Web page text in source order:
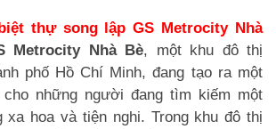
thự song lập GS Metrocity Nhà
Metrocity Nhà Bè, một khu đô thị
phố Hồ Chí Minh, đang tạo ra một
những người đang tìm kiếm một
xa hoa và tiện nghi. Trong khu đô thị